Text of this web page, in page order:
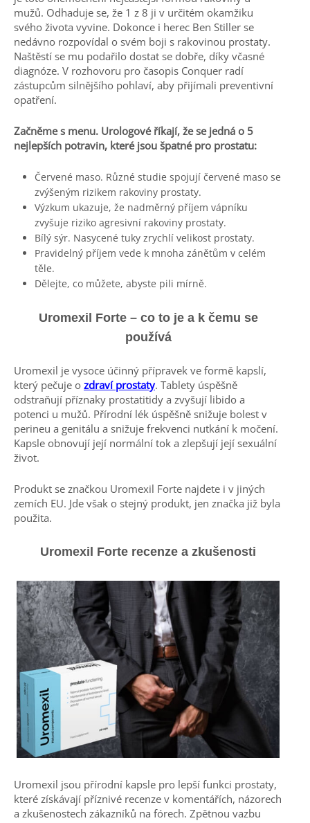
mužů. Odhaduje se, že 1 z 8 ji v určitém okamžiku
svého života vyvine. Dokonce i herec Ben Stiller se
nedávno rozpovídal o svém boji s rakovinou prostaty.
Naštěstí se mu podařilo dostat se dobře, díky včasné
diagnóze. V rozhovoru pro časopis Conquer radí
zástupcům silnějšího pohlaví, aby přijímali preventivní
opatření.
Začněme s menu. Urologové říkají, že se jedná o 5
nejlepších potravin, které jsou špatné pro prostatu:
Červené maso. Různé studie spojují červené maso se
zvýšeným rizikem rakoviny prostaty.
Výzkum ukazuje, že nadměrný příjem vápníku
zvyšuje riziko agresivní rakoviny prostaty.
Bílý sýr. Nasycené tuky zrychlí velikost prostaty.
Pravidelný příjem vede k mnoha zánětům v celém
těle.
Dělejte, co můžete, abyste pili mírně.
Uromexil Forte – co to je a k čemu se
používá
Uromexil je vysoce účinný přípravek ve formě kapslí,
který pečuje o zdraví prostaty. Tablety úspěšně
odstraňují příznaky prostatitidy a zvyšují libido a
potenci u mužů. Přírodní lék úspěšně snižuje bolest v
perineu a genitálu a snižuje frekvenci nutkání k močení.
Kapsle obnovují její normální tok a zlepšují její sexuální
život.
Produkt se značkou Uromexil Forte najdete i v jiných
zemích EU. Jde však o stejný produkt, jen značka již byla
použita.
Uromexil Forte recenze a zkušenosti
Uromexil jsou přírodní kapsle pro lepší funkci prostaty,
které získávají příznivé recenze v komentářích, názorech
a zkušenostech zákazníků na fórech. Zpětnou vazbu